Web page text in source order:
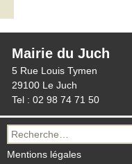
Mairie du Juch
5 Rue Louis Tymen
29100 Le Juch
Tel : 02 98 74 71 50
Recherche
pour :
Mentions légales